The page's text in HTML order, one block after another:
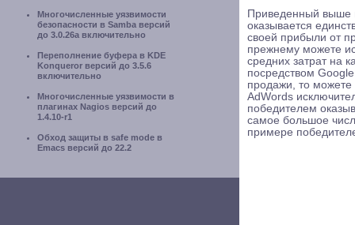
Многочисленные уязвимости
безопасности в Samba версий
до 3.0.26a включительно
Переполнение буфера в KDE
Konqueror версий до 3.5.6
включительно
Многочисленные уязвимости в
плагинах Nagios версий до
1.4.10-r1
Обход защиты в safe mode в
Emacs версий до 22.2
Приведенный выше
оказывается
своей прибыли от
прежнему можете
средних затрат на
посредством
продажи, то можете
AdWords
победителем
самое большое
примере